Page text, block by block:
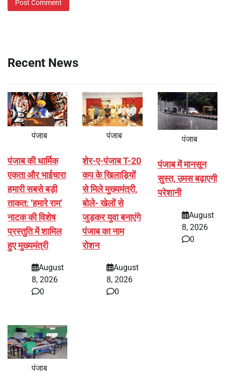
Recent News
पंजाब
पंजाब की धार्मिक
एकता और भाईचारा
हमारी सबसे बड़ी
ताकत: ‘हमारे राम’
नाटक की विशेष
प्रस्तुति में शामिल
हुए मुख्यमंत्री
August
8, 2026
0
पंजाब
शेर-ए-पंजाब T-20
कप के खिलाड़ियों
से मिले मुख्यमंत्री,
बोले- खेलों से
जुड़कर युवा बनाएंगे
पंजाब का नाम
रोशन
August
8, 2026
0
पंजाब
पंजाब में मानसून
सुस्त, उमस बढ़ाएगी
परेशानी
August
8, 2026
0
पंजाब